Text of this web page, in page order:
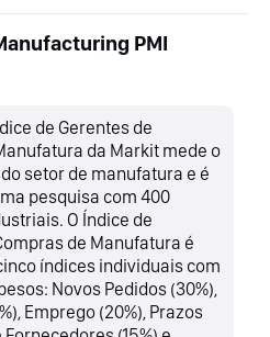
PMI
de Gerentes de
da Markit mede o
setor de manufatura e é
pesquisa com 400
O Índice de
de Manufatura é
índices individuais com
Novos Pedidos (30%),
Emprego (20%), Prazos